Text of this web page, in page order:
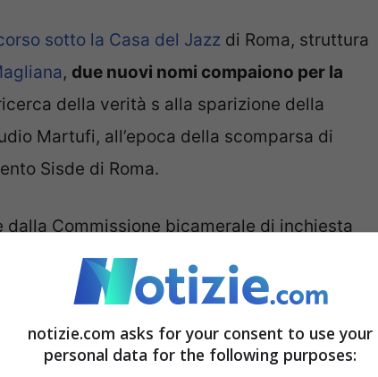
sotto la Casa del Jazz di Roma, struttura
, due nuovi nomi compaiono per la
della verità s alla sparizione della
Martufi, all’epoca della scomparsa di
Sisde di Roma.
Commissione bicamerale di inchiesta
Orlandi, presieduta dal senatore Andrea
secretazione della sua audizione
proprio dalla Commissione.
investigative, salì in casa Orlandi dopo la
notizie.com asks for your consent to use your
personal data for the following purposes: